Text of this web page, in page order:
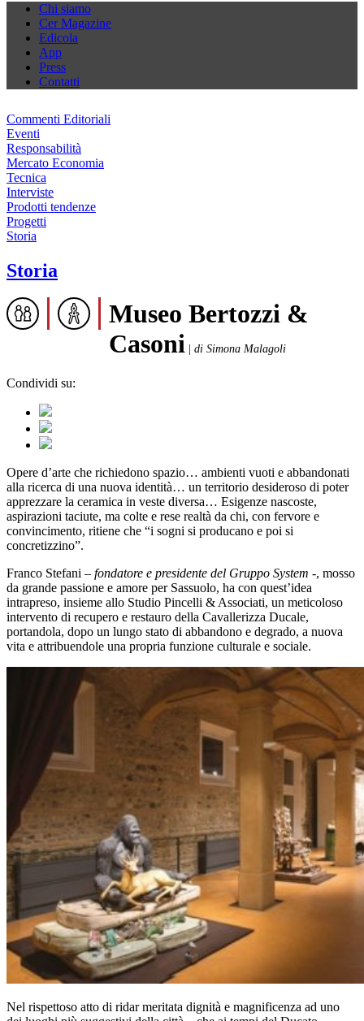
Chi siamo
Cer Magazine
Edicola
App
Press
Contatti
Commenti Editoriali
Eventi
Responsabilità
Mercato Economia
Tecnica
Interviste
Prodotti tendenze
Progetti
Storia
Storia
Museo Bertozzi &
Casoni
di Simona Malagoli
Condividi su:
Opere d’arte che richiedono spazio… ambienti vuoti e abbandonati
alla ricerca di una nuova identità… un territorio desideroso di poter
apprezzare la ceramica in veste diversa… Esigenze nascoste,
aspirazioni taciute, ma colte e rese realtà da chi, con fervore e
convincimento, ritiene che “i sogni si producano e poi si
concretizzino”.
Franco Stefani – fondatore e presidente del Gruppo System -, mosso
da grande passione e amore per Sassuolo, ha con quest’idea
intrapreso, insieme allo Studio Pincelli & Associati, un meticoloso
intervento di recupero e restauro della Cavallerizza Ducale,
portandola, dopo un lungo stato di abbandono e degrado, a nuova
vita e attribuendole una propria funzione culturale e sociale.
Nel rispettoso atto di ridar meritata dignità e magnificenza ad uno